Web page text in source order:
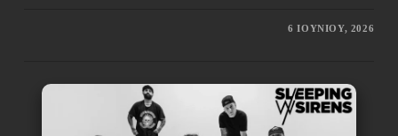
6 ΙΟΥΝΊΟΥ, 2026